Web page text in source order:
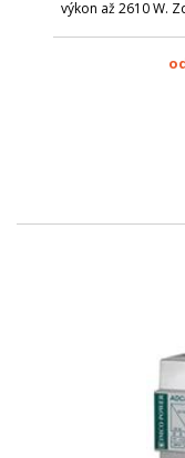
výkon až 2610 W.